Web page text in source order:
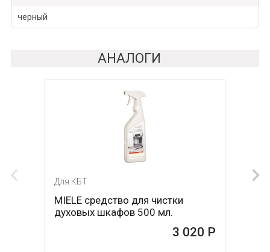
черный
АНАЛОГИ
Для КБТ
MIELE средство для чистки
духовых шкафов 500 мл.
3 020 Р